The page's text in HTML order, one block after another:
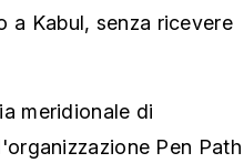
a Kabul, senza ricevere
meridionale di
Pen Path